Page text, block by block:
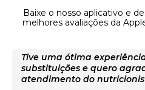
Baixe o nosso aplicativo e
melhores avaliações da
Tive uma ótima
substituições e quero
atendimento do